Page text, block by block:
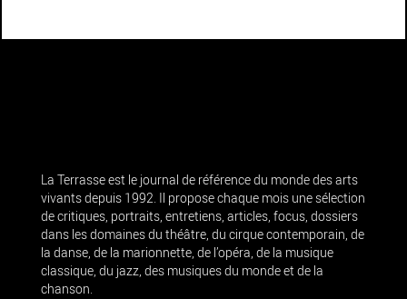
La Terrasse est le journal de référence du monde des arts
vivants depuis 1992. Il propose chaque mois une sélection
de critiques, portraits, entretiens, articles, focus, dossiers
dans les domaines du théâtre, du cirque contemporain, de
la danse, de la marionnette, de l’opéra, de la musique
classique, du jazz, des musiques du monde et de la
chanson.